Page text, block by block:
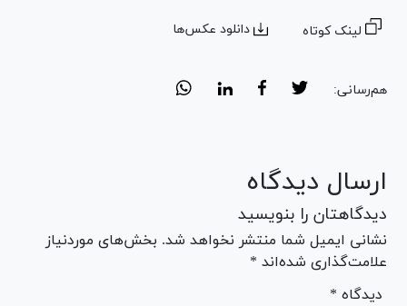
لینک کوتاه دانلود عکس‌ها
هم‌رسانی:
ارسال دیدگاه
دیدگاهتان را بنویسید
نشانی ایمیل شما منتشر نخواهد شد. بخش‌های موردنیاز
علامت‌گذاری شده‌اند *
* دیدگاه